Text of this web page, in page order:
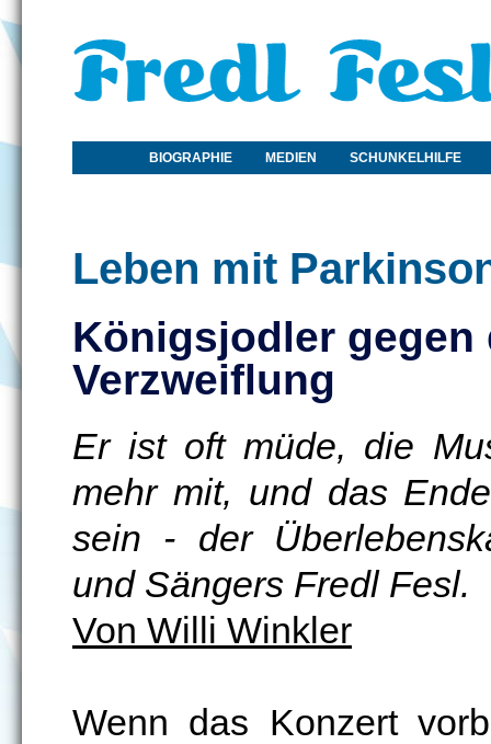
BIOGRAPHIE MEDIEN SCHUNKELHILFE
Leben mit
Königsjodler gegen
Verzweiflung
Er ist oft müde, die
mehr mit, und das
sein - der
und Sängers Fredl Fesl.
Von Willi Winkler
Wenn das Konzert